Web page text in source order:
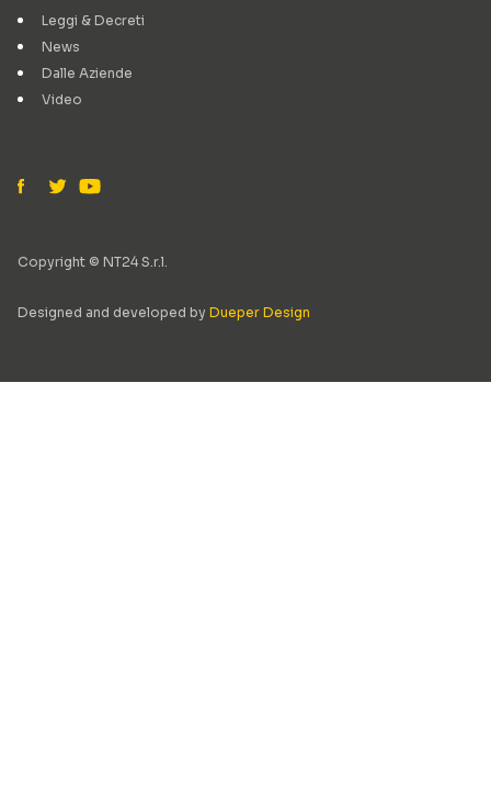
Leggi & Decreti
News
Dalle Aziende
Video
Copyright © NT24 S.r.l.
Designed and developed by Dueper Design